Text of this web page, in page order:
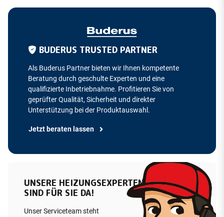
BUDERUS TRUSTED PARTNER
Als Buderus Partner bieten wir Ihnen kompetente
Beratung durch geschulte Experten und eine
qualifizierte Inbetriebnahme. Profitieren Sie von
geprüfter Qualität, Sicherheit und direkter
Unterstützung bei der Produktauswahl.
Jetzt beraten lassen
UNSERE HEIZUNGSEXPERTEN
SIND FÜR SIE DA!
Unser Serviceteam steht